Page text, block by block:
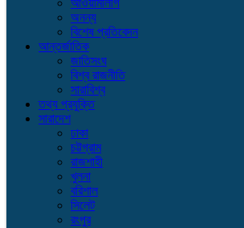
আওয়ামীলীগ
অনন্য
বিশেষ প্রতিবেদন
আন্তর্জাতিক
জাতিসংঘ
বিশ্ব রাজনীতি
সারাবিশ্ব
তথ্য প্রযুক্তি
সারাদেশ
ঢাকা
চট্টগ্রাম
রাজশাহী
খুলনা
বরিশাল
সিলেট
রংপুর